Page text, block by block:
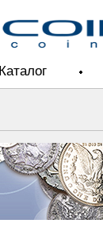
Каталог